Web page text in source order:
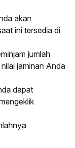
akan
ini tersedia di
jumlah
jaminan Anda
dapat